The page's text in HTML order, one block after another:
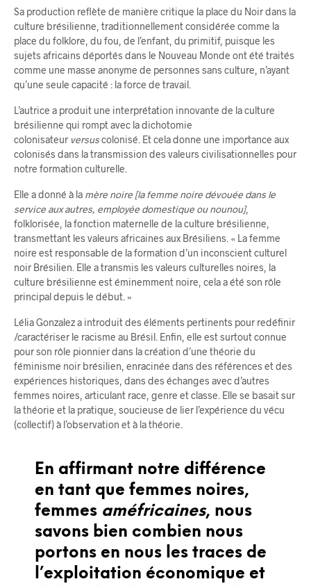
Sa production reflète de manière critique la place du Noir dans la
culture brésilienne, traditionnellement considérée comme la
place du folklore, du fou, de l’enfant, du primitif, puisque les
sujets africains déportés dans le Nouveau Monde ont été traités
comme une masse anonyme de personnes sans culture, n’ayant
qu’une seule capacité : la force de travail.
L’autrice a produit une interprétation innovante de la culture
brésilienne qui rompt avec la dichotomie
colonisateur versuscolonisé. Et cela donne une importance aux
colonisés dans la transmission des valeurs civilisationnelles pour
notre formation culturelle.
Elle a donné à la mère noire [la femme noire dévouée dans le
service aux autres, employée domestique ou nounou],
folklorisée, la fonction maternelle de la culture brésilienne,
transmettant les valeurs africaines aux Brésiliens. « La femme
noire est responsable de la formation d’un inconscient culturel
noir Brésilien. Elle a transmis les valeurs culturelles noires, la
culture brésilienne est éminemment noire, cela a été son rôle
principal depuis le début. »
Lélia Gonzalez a introduit des éléments pertinents pour redéfinir
/caractériser le racisme au Brésil. Enfin, elle est surtout connue
pour son rôle pionnier dans la création d’une théorie du
féminisme noir brésilien, enracinée dans des références et des
expériences historiques, dans des échanges avec d’autres
femmes noires, articulant race, genre et classe. Elle se basait sur
la théorie et la pratique, soucieuse de lier l’expérience du vécu
(collectif) à l’observation et à la théorie.
En affirmant notre différence
en tant que femmes noires,
femmes améfricaines, nous
savons bien combien nous
portons en nous les traces de
l’exploitation économique et